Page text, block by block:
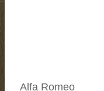
Alfa Romeo